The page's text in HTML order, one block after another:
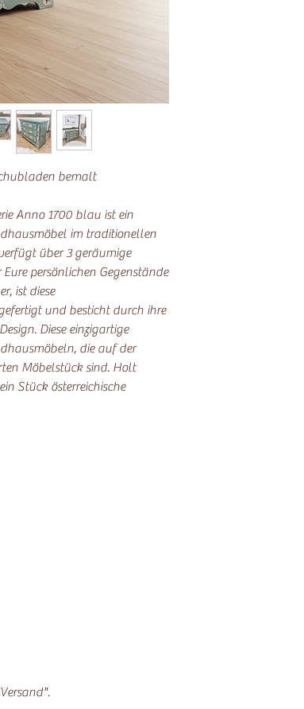
bemalt
Anno 1700 blau ist ein
im traditionellen
über 3 geräumige
persönlichen Gegenstände
ist diese
und besticht durch ihre
Diese einzigartige
die auf der
Möbelstück sind. Holt
Stück österreichische